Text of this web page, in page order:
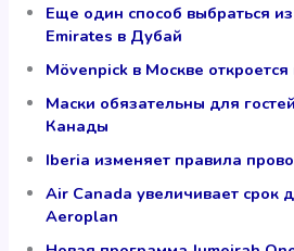
Еще один способ выбраться
Emirates в Дубай
Mövenpick в Москве откроется
Маски обязательны для
Канады
Iberia изменяет правила
Air Canada увеличивает срок
Aeroplan